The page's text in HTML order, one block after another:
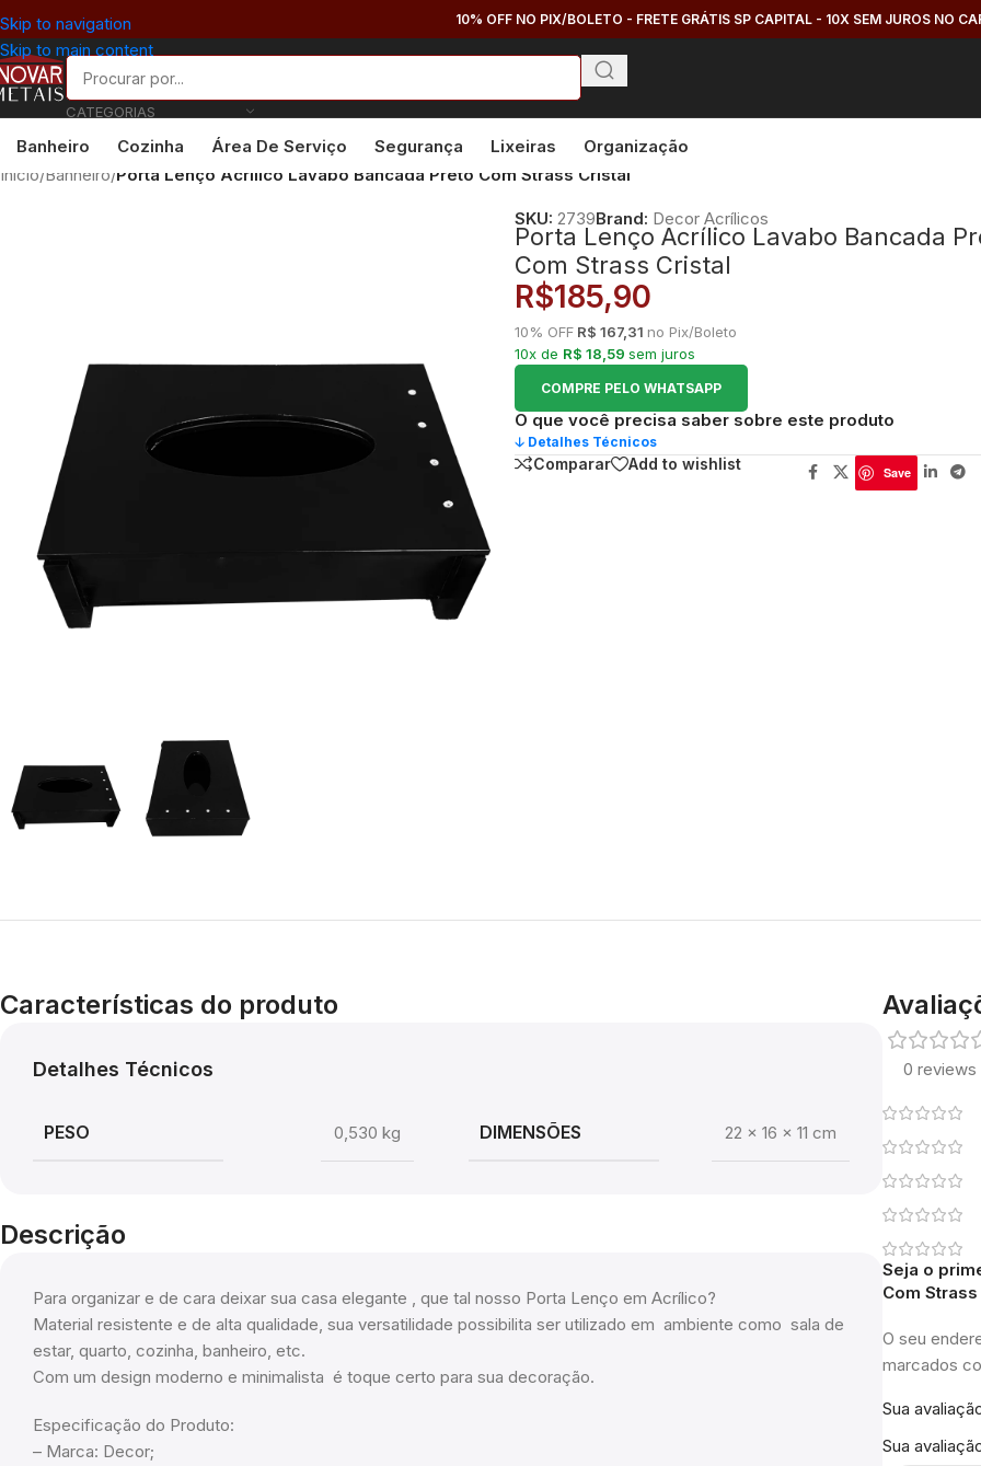
Skip to navigation
Skip to main content
10% OFF NO PIX/BOLETO - FRETE GRÁTIS SP CAPITAL - 10X SEM JUROS NO
CATEGORIAS
Banheiro Cozinha Área De Serviço Segurança Lixeiras
Organização
Início/Banheiro/Porta Lenço Acrílico Lavabo Bancada Preto Com Strass Cristal
SKU: 2739Brand: Decor Acrílicos
Porta Lenço Acrílico Lavabo Bancada
Com Strass Cristal
R$185,90
10% OFF R$ 167,31 no Pix/Boleto
10x de R$ 18,59sem juros
COMPRE PELO WHATSAPP
O que você precisa saber sobre este produto
🡣 Detalhes Técnicos
Comparar Add to wishlist Save
Características do produto
Detalhes Técnicos
PESO 0,530 kg DIMENSÕES 22 × 16 × 11 cm
Descrição
Para organizar e de cara deixar sua casa elegante , que tal nosso Porta Lenço em Acrílico?
Material resistente e de alta qualidade, sua versatilidade possibilita ser utilizado em ambiente como sala de
estar, quarto, cozinha, banheiro, etc.
Com um design moderno e minimalista é toque certo para sua decoração.
Especificação do Produto:
– Marca: Decor;
0 reviews
Seja o
Com
O seu
marcados
Sua
Sua